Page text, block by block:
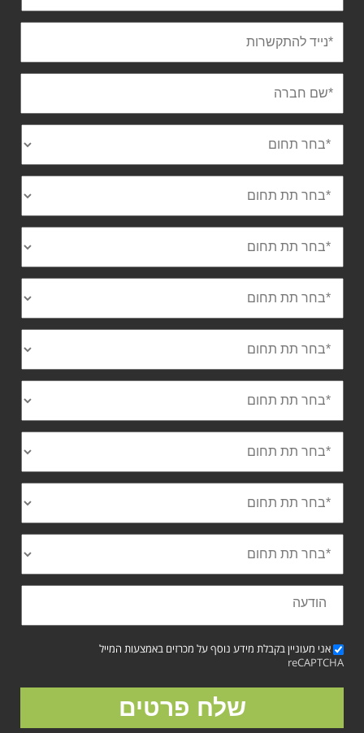
אני מעוניין בקבלת מידע נוסף על מכרזים באמצעות המייל
reCAPTCHA
שלח פרטים